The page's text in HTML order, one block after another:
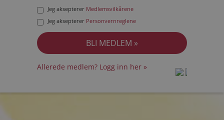
Jeg aksepterer Medlemsvilkårene
Jeg aksepterer Personvernreglene
Allerede medlem? Logg inn her »